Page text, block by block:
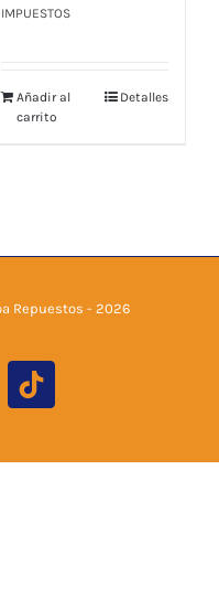
original
IMPUESTOS
Añadir al
carrito
Detalles
Repuestos - 2026
Tiktok